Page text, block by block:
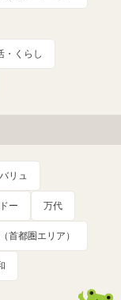
・くらし
リュ
ー 万代
首都圏エリア）